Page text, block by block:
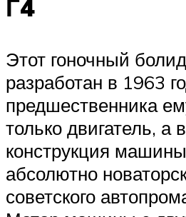
Г4
Этот гоночный
разработан в 1963
предшественника
только двигатель, а
конструкция
абсолютно
советского